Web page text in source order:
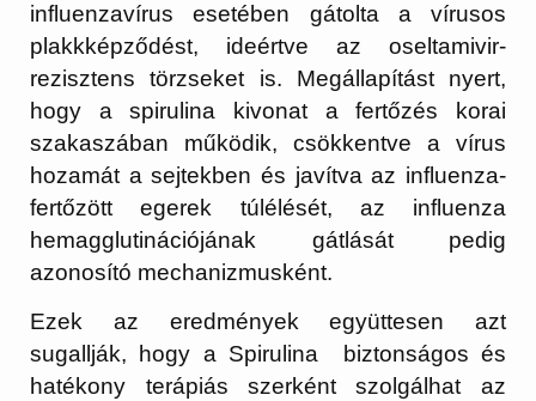
influenzavírus esetében gátolta a vírusos
plakkképződést, ideértve az oseltamivir-
rezisztens törzseket is. Megállapítást nyert,
hogy a spirulina kivonat a fertőzés korai
szakaszában működik, csökkentve a vírus
hozamát a sejtekben és javítva az influenza-
fertőzött egerek túlélését, az influenza
hemagglutinációjának gátlását pedig
azonosító mechanizmusként.
Ezek az eredmények együttesen azt
sugallják, hogy a Spirulina biztonságos és
hatékony terápiás szerként szolgálhat az